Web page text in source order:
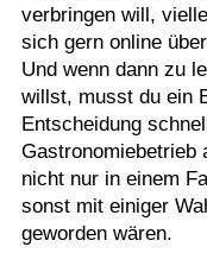
verbringen will,
sich gern online
Und wenn dann zu
willst, musst du ein
Entscheidung
Gastronomiebetrieb
nicht nur in einem
sonst mit einiger
geworden wären.